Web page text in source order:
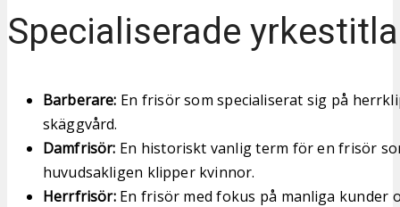
Specialiserade
Barberare: En frisör som specialiserat sig på
skäggvård.
Damfrisör: En historiskt vanlig term för en frisör
huvudsakligen klipper kvinnor.
Herrfrisör:En frisör med fokus på manliga kunder